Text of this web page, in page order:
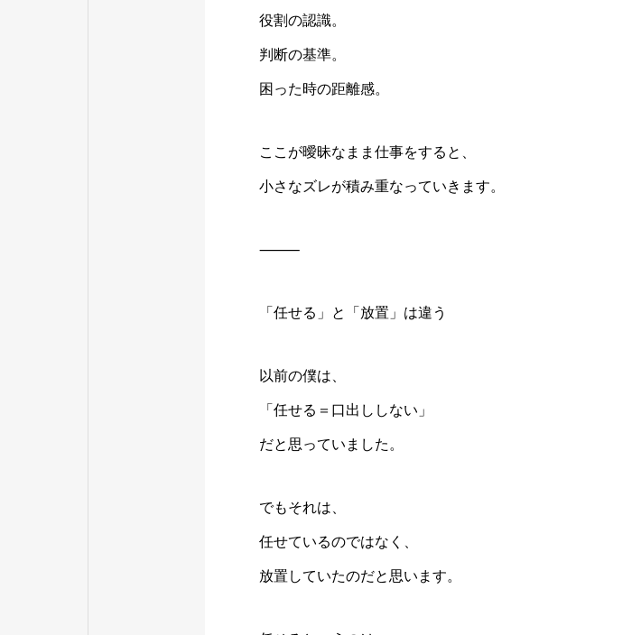
役割の認識。
判断の基準。
困った時の距離感。
ここが曖昧なまま仕事をすると、
小さなズレが積み重なっていきます。
⸻
「任せる」と「放置」は違う
以前の僕は、
「任せる＝口出ししない」
だと思っていました。
でもそれは、
任せているのではなく、
放置していたのだと思います。